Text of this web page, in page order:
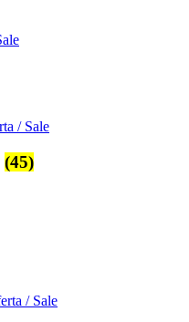
(45)